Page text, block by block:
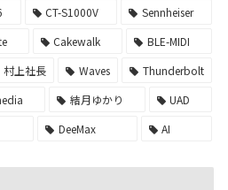
CT-S1000V
Sennheiser
Cakewalk
BLE-MIDI
村上社長 Waves
Thunderbolt
結月ゆかり
UAD
DeeMax AI